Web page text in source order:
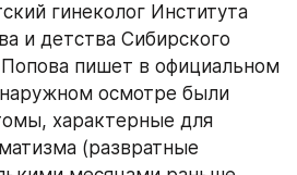
гинеколог Института
и детства Сибирского
пишет в официальном
осмотре были
характерные для
(развратные